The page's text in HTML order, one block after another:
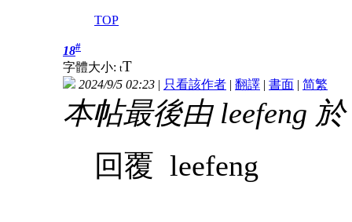
TOP
18#
字體大小: tT
2024/9/5 02:23 | 只看該作者 | 翻譯 | 書面 | 简繁
本帖最後由 leefeng
回覆 leefeng